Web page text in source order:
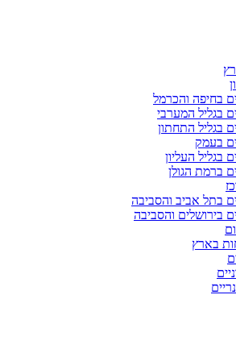
בחיפה והכרמל
בגליל המערבי
בגליל התחתון
בעמק
בגליל העליון
ברמת הגולן
בתל אביב והסביבה
בירושלים והסביבה
בארץ